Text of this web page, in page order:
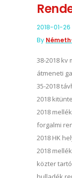
2018-01-26
By
38-2018 kv
átmeneti
35-2018
2018
2018
forgalmi
2018 HK
2018
közter